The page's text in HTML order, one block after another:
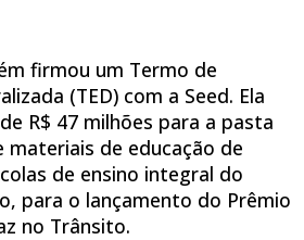
firmou um Termo de
(TED) com a Seed. Ela
R$ 47 milhões para a pasta
materiais de educação de
de ensino integral do
para o lançamento do Prêmio
no Trânsito.